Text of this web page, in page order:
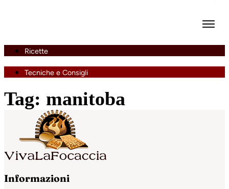
Ricette
Tecniche e Consigli
Tag: manitoba
Informazioni